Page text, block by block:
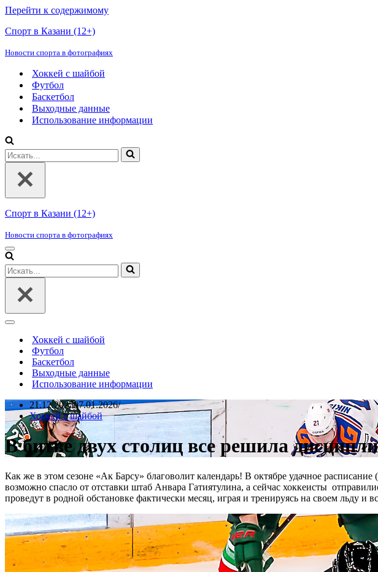
Перейти к содержимому
Спорт в Казани (12+)
Новости спорта в фотографиях
Хоккей с шайбой
Футбол
Баскетбол
Выходные данные
Использование информации
Искать...
Спорт в Казани (12+)
Новости спорта в фотографиях
Меню
навигации
Искать...
Меню
навигацииХоккей с шайбой
Футбол
Баскетбол
Выходные данные
Использование информации
21.12.202507.01.2026
Хоккей с шайбой
В битве двух столиц все решила
Как же в этом сезоне «Ак Барсу» благоволит календарь! В октябре удачное
возможно спасло от отставки штаб Анвара Гатиятулина, а сейчас хоккеисты
проведут в родной обстановке фактически месяц, играя и тренируясь на своем льду и